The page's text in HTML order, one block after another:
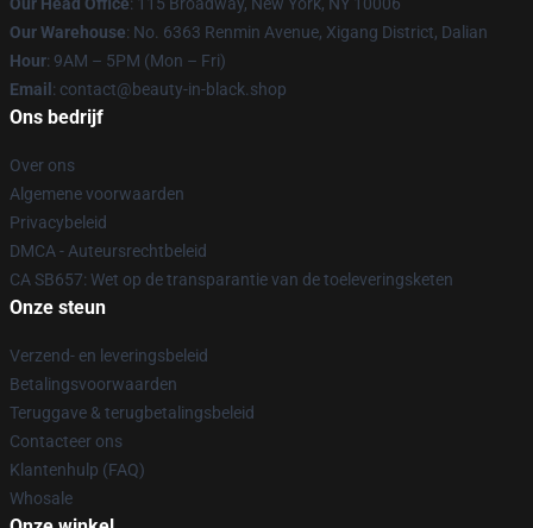
Our Warehouse: No. 6363 Renmin Avenue, Xigang District, Dalian
Hour: 9AM – 5PM (Mon – Fri)
Email : contact@beauty-in-black.shop
Ons bedrijf
Over ons
Algemene voorwaarden
Privacybeleid
DMCA - Auteursrechtbeleid
CA SB657: Wet op de transparantie van de toeleveringsketen
Onze steun
Verzend- en leveringsbeleid
Betalingsvoorwaarden
Teruggave & terugbetalingsbeleid
Contacteer ons
Klantenhulp (FAQ)
Whosale